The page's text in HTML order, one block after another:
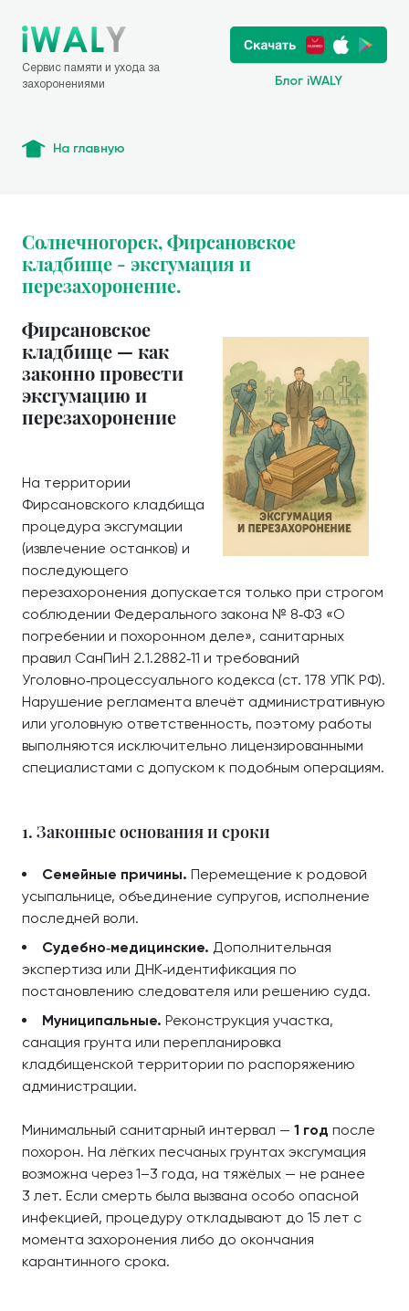
Сервис памяти и ухода за
захоронениями
Блог iWALY
На главную
Солнечногорск, Фирсановское
кладбище - эксгумация и
перезахоронение.
Фирсановское
кладбище — как
законно провести
эксгумацию и
перезахоронение
На территории
Фирсановского кладбища
процедура эксгумации
(извлечение останков) и
последующего
перезахоронения допускается только при строгом
соблюдении Федерального закона № 8‑ФЗ «О
погребении и похоронном деле», санитарных
правил СанПиН 2.1.2882‑11 и требований
Уголовно‑процессуального кодекса (ст. 178 УПК РФ).
Нарушение регламента влечёт административную
или уголовную ответственность, поэтому работы
выполняются исключительно лицензированными
специалистами с допуском к подобным операциям.
1. Законные основания и сроки
Семейные причины. Перемещение к родовой
усыпальнице, объединение супругов, исполнение
последней воли.
Судебно‑медицинские. Дополнительная
экспертиза или ДНК‑идентификация по
постановлению следователя или решению суда.
Муниципальные. Реконструкция участка,
санация грунта или перепланировка
кладбищенской территории по распоряжению
администрации.
Минимальный санитарный интервал — 1 год после
похорон. На лёгких песчаных грунтах эксгумация
возможна через 1–3 года, на тяжёлых — не ранее
3 лет. Если смерть была вызвана особо опасной
инфекцией, процедуру откладывают до 15 лет с
момента захоронения либо до окончания
карантинного срока.